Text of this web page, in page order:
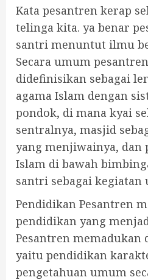
Kata pesantren kerap
telinga kita. ya benar
santri menuntut ilmu
Secara umum
didefinisikan sebagai
agama Islam dengan
pondok, di mana kyai
sentralnya, masjid
yang menjiwainya, dan
Islam di bawah
santri sebagai kegiatan
Pendidikan Pesantren
pendidikan yang
Pesantren memadukan
yaitu pendidikan
pengetahuan umum